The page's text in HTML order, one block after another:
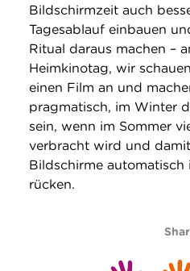
Bildschirmzeit auch
Tagesablauf einbauen
Ritual daraus machen –
Heimkinotag, wir
einen Film an und
pragmatisch, im Winter
sein, wenn im Sommer
verbracht wird und
Bildschirme
rücken.